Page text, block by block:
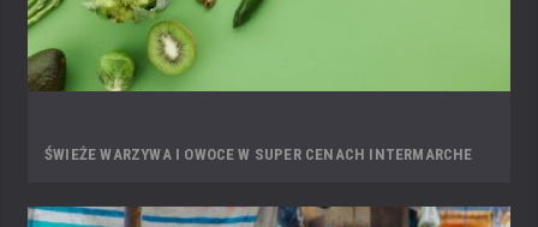
ŚWIEŻE WARZYWA I OWOCE W SUPER CENACH INTERMARCHE